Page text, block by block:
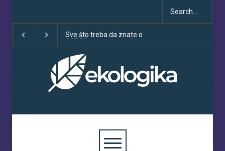
Sve što treba da znate o
COP30